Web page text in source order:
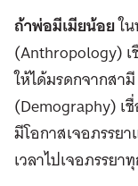
ถ้าพ่อมีเมียน้อยใ
(Anthropology) เ
ให้ได้มรดกจากสา
(Demography) เ
มีโอกาสเจอภรรย
เวลาไปเจอภรรยา